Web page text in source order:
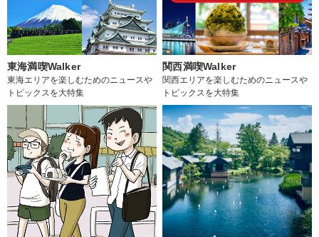
東海満喫Walker
東海エリアを楽しむためのニュースや
トピックスを大特集
関西満喫Walker
関西エリアを楽しむためのニュースや
トピックスを大特集